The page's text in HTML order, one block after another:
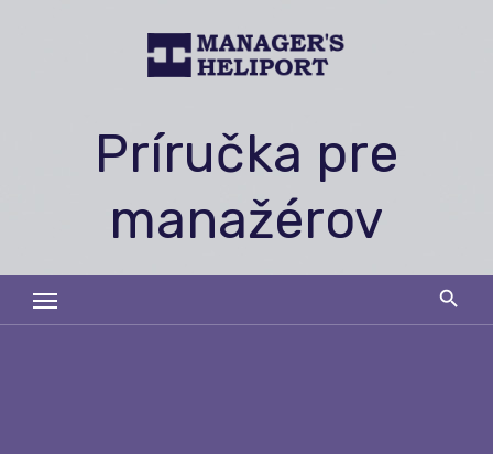
Príručka pre
manažérov